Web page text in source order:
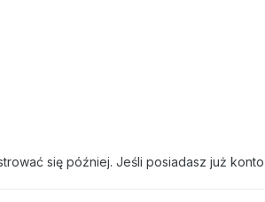
się później. Jeśli posiadasz już konto,